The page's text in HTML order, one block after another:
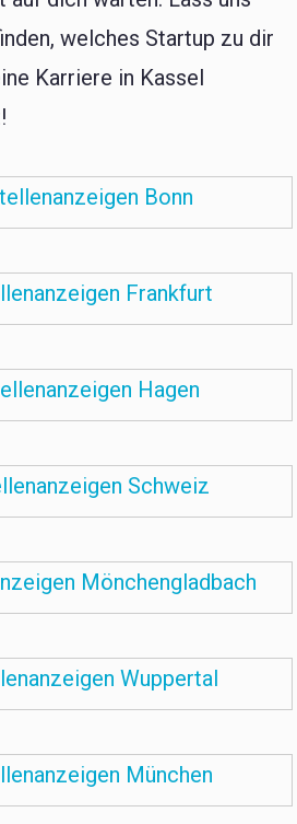
welches Startup zu dir
Karriere in Kassel
Bonn
Frankfurt
Hagen
Schweiz
Mönchengladbach
Wuppertal
München